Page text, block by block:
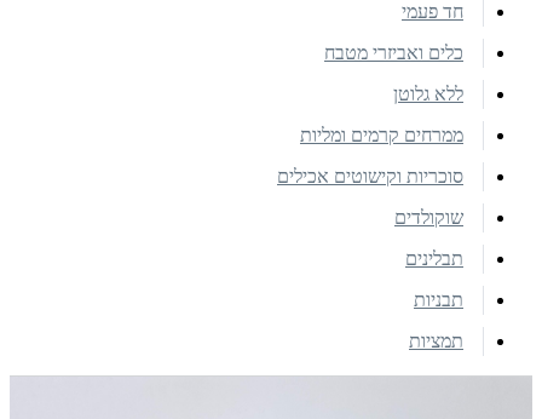
חד פעמי
כלים ואביזרי מטבח
ללא גלוטן
ממרחים קרמים ומליות
סוכריות וקישוטים אכילים
שוקולדים
תבלינים
תבניות
תמציות